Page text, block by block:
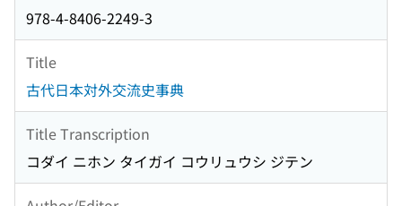
978-4-8406-2249-3
Title
古代日本対外交流史事典
Title Transcription
コダイ ニホン タイガイ コウリュウシ ジテン